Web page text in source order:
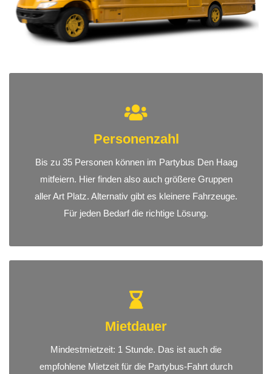
Personenzahl
Bis zu 35 Personen können im Partybus Den Haag
mitfeiern. Hier finden also auch größere Gruppen
aller Art Platz. Alternativ gibt es kleinere Fahrzeuge.
Für jeden Bedarf die richtige Lösung.
Mietdauer
Mindestmietzeit: 1 Stunde. Das ist auch die
empfohlene Mietzeit für die Partybus-Fahrt durch